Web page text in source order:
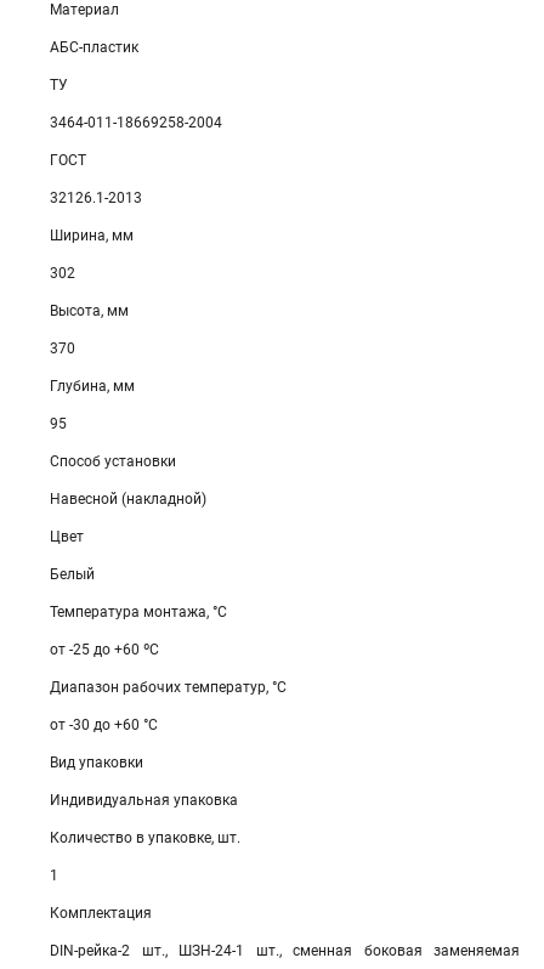
Материал
АБС-пластик
ТУ
3464-011-18669258-2004
ГОСТ
32126.1-2013
Ширина, мм
302
Высота, мм
370
Глубина, мм
95
Способ установки
Навесной (накладной)
Цвет
Белый
Температура монтажа, °С
от -25 до +60 ºС
Диапазон рабочих температур, °С
от -30 до +60 °С
Вид упаковки
Индивидуальная упаковка
Количество в упаковке, шт.
1
Комплектация
DIN-рейка-2 шт., ШЗН-24-1 шт., сменная боковая заменяемая